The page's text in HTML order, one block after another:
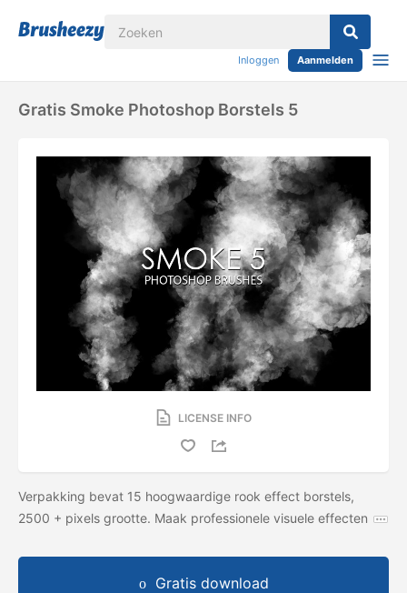
Inloggen Aanmelden
Gratis Smoke Photoshop Borstels 5
LICENSE INFO
Verpakking bevat 15 hoogwaardige rook effect borstels,
2500 + pixels grootte. Maak professionele visuele effecten
Gratis download